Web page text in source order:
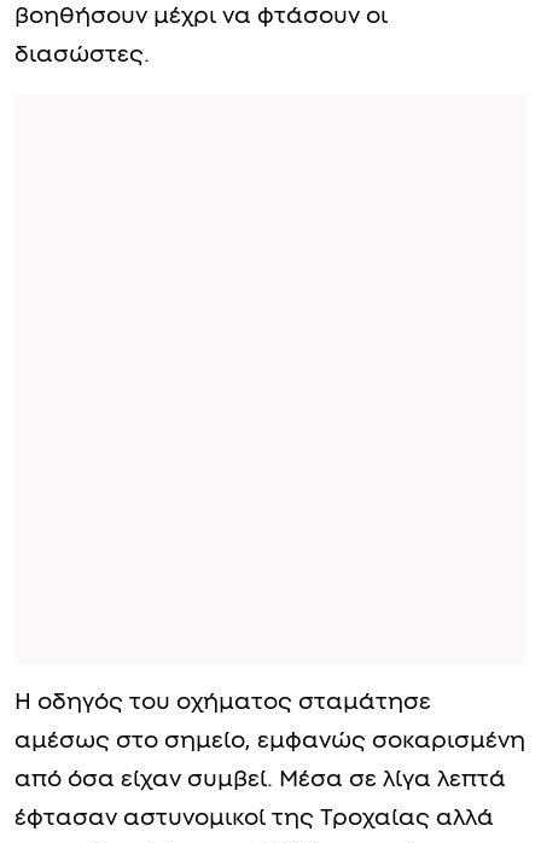
βοηθήσουν μέχρι να φτάσουν οι
διασώστες.
Η οδηγός του οχήματος σταμάτησε
αμέσως στο σημείο, εμφανώς σοκαρισμένη
από όσα είχαν συμβεί. Μέσα σε λίγα λεπτά
έφτασαν αστυνομικοί της Τροχαίας αλλά